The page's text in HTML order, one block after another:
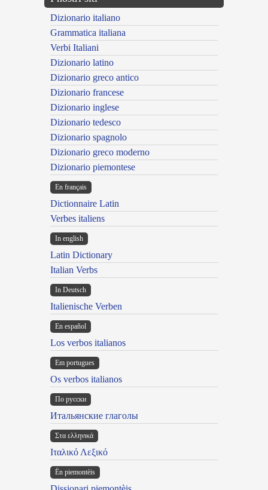
Dizionario italiano
Grammatica italiana
Verbi Italiani
Dizionario latino
Dizionario greco antico
Dizionario francese
Dizionario inglese
Dizionario tedesco
Dizionario spagnolo
Dizionario greco moderno
Dizionario piemontese
En français
Dictionnaire Latin
Verbes italiens
In english
Latin Dictionary
Italian Verbs
In Deutsch
Italienische Verben
En español
Los verbos italianos
Em portugues
Os verbos italianos
По русски
Итальянские глаголы
Στα ελληνικά
Ιταλικό Λεξικό
Ën piemontèis